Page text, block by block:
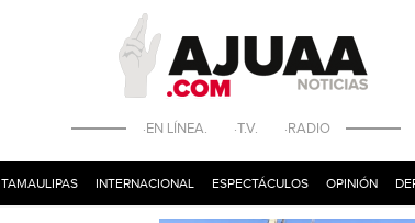
·EN LÍNEA. ·T.V. ·RADIO
TAMAULIPAS INTERNACIONAL ESPECTÁCULOS OPINIÓN